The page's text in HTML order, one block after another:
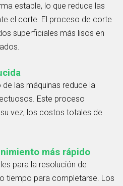
estable, lo que reduce las
el corte. El proceso de corte
superficiales más lisos en
las máquinas reduce la
Este proceso
vez, los costos totales de
más rápido
para la resolución de
tiempo para completarse. Los